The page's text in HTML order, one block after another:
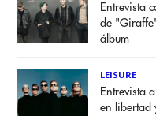
Entrevista
de
álbum
LEISURE
Entrevista
en libertad